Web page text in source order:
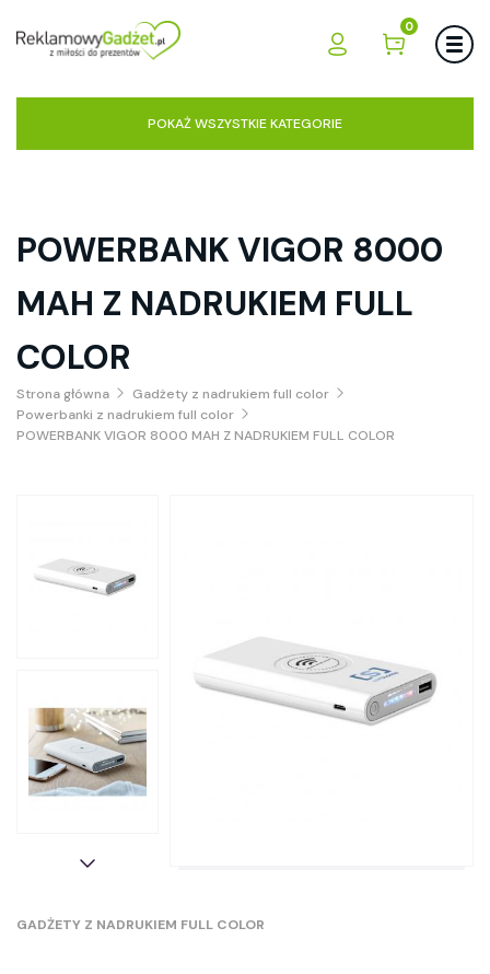
0
POKAŻ WSZYSTKIE KATEGORIE
POWERBANK VIGOR 8000
MAH Z NADRUKIEM FULL
COLOR
Strona główna
Gadżety z nadrukiem full color
Powerbanki z nadrukiem full color
POWERBANK VIGOR 8000 MAH Z NADRUKIEM FULL COLOR
GADŻETY Z NADRUKIEM FULL COLOR